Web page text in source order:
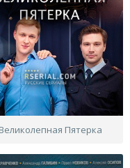
Великолепная Пятерка